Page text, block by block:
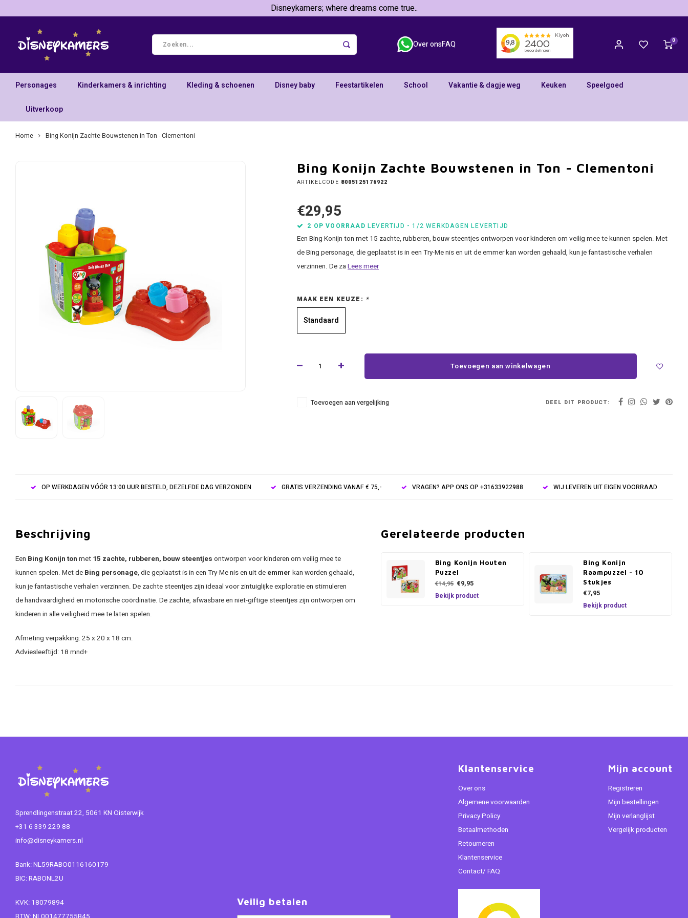
Disneykamers; where dreams come true..
Over onsFAQ 0
Personages Kinderkamers & inrichting Kleding & schoenen Disney baby Feestartikelen School Vakantie & dagje weg Keuken Speelgoed
Uitverkoop
Home Bing Konijn Zachte Bouwstenen in Ton - Clementoni
Bing Konijn Zachte Bouwstenen in Ton - Clementoni
ARTIKELCODE 8005125176922
€29,95
2 OP VOORRAAD LEVERTIJD - 1/2 WERKDAGEN LEVERTIJD
Een Bing Konijn ton met 15 zachte, rubberen, bouw steentjes ontworpen voor kinderen om veilig mee te kunnen spelen. Met
de Bing personage, die geplaatst is in een Try-Me nis en uit de emmer kan worden gehaald, kun je fantastische verhalen
verzinnen. De zaLees meer
MAAK EEN KEUZE: *
Standaard
Toevoegen aan winkelwagen
Toevoegen aan vergelijking DEEL DIT PRODUCT:
OP WERKDAGEN VÓÓR 13:00 UUR BESTELD, DEZELFDE DAG VERZONDEN GRATIS VERZENDING VANAF € 75,- VRAGEN? APP ONS OP +31633922988 WIJ LEVEREN UIT EIGEN VOORRAAD
Beschrijving
Een Bing Konijn ton met 15 zachte, rubberen, bouw steentjes ontworpen voor kinderen om veilig mee te
kunnen spelen. Met de Bing personage, die geplaatst is in een Try-Me nis en uit de emmer kan worden gehaald,
kun je fantastische verhalen verzinnen. De zachte steentjes zijn ideaal voor zintuiglijke exploratie en stimuleren
de handvaardigheid en motorische coördinatie. De zachte, afwasbare en niet-giftige steentjes zijn ontworpen om
kinderen in alle veiligheid mee te laten spelen.
Afmeting verpakking: 25 x 20 x 18 cm.
Adviesleeftijd: 18 mnd+
Gerelateerde producten
Bing Konijn Houten
Puzzel
€14,95 €9,95
Bekijk product
Bing Konijn
Raampuzzel - 10
Stukjes
€7,95
Bekijk product
Sprendlingenstraat 22, 5061 KN Oisterwijk
+31 6 339 229 88
info@disneykamers.nl
Bank: NL59RABO0116160179
BIC: RABONL2U
KVK: 18079894
Veilig betalen
Klantenservice
Over ons
Algemene voorwaarden
Privacy Policy
Betaalmethoden
Retourneren
Klantenservice
Contact/ FAQ
Mijn account
Registreren
Mijn bestellingen
Mijn verlanglijst
Vergelijk producten